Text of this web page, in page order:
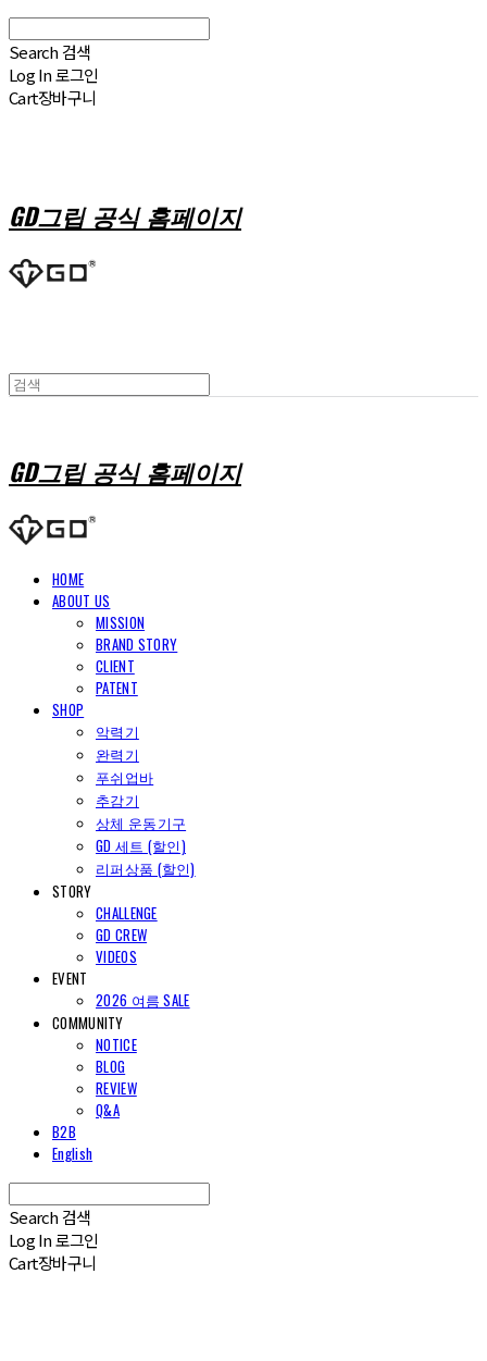
Search 검색
Log In로그인
Cart장바구니
GD그립 공식 홈페이지
GD그립 공식 홈페이지
HOME
ABOUT US
MISSION
BRAND STORY
CLIENT
PATENT
SHOP
악력기
완력기
푸쉬업바
추감기
상체 운동기구
GD 세트 (할인)
리퍼상품 (할인)
STORY
CHALLENGE
GD CREW
VIDEOS
EVENT
2026 여름 SALE
COMMUNITY
NOTICE
BLOG
REVIEW
Q&A
B2B
English
Search 검색
Log In로그인
Cart장바구니